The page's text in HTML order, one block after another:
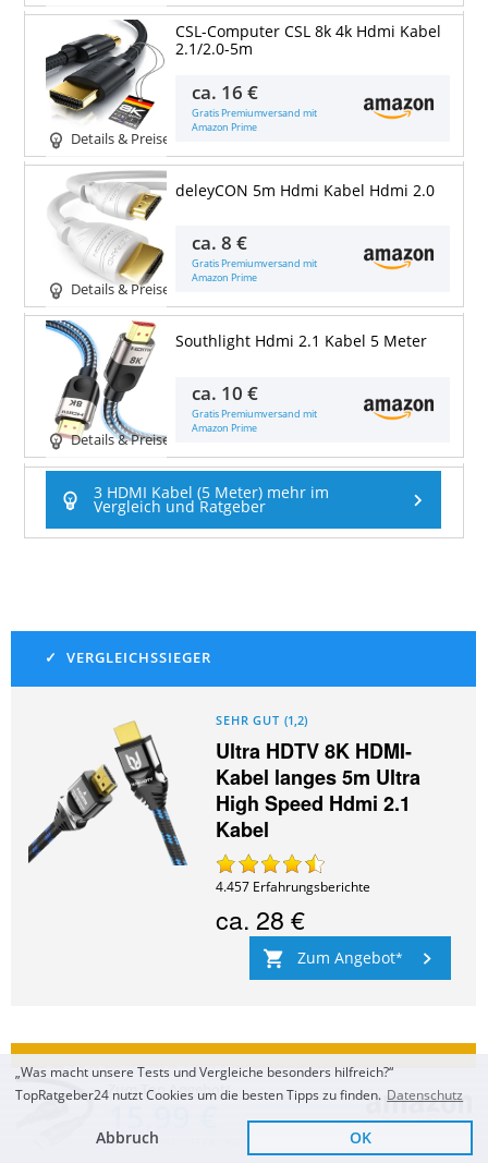
Zum Top Angebot
KOSTENLOSE LIEFERUNG
Details & Preise
CSL-Computer CSL 8k 4k Hdmi Kabel
2.1/2.0-5m
ca. 16 €
Gratis Premiumversand mit
Amazon Prime
Details & Preise
deleyCON 5m Hdmi Kabel Hdmi 2.0
ca.8 €
Gratis Premiumversand mit
Amazon Prime
Details & Preise
Southlight Hdmi 2.1 Kabel 5 Meter
ca. 10 €
Gratis Premiumversand mit
Amazon Prime
3 HDMI Kabel (5 Meter) mehr im
Vergleich und Ratgeber
SEHR GUT (1,2)
Ultra HDTV 8K HDMI-
Kabel langes 5m Ultra
High Speed Hdmi 2.1
Kabel
4.457 Erfahrungsberichte
ca.28 €
Zum Angebot
„Was macht unsere Tests und Vergleiche besonders hilfreich?“
TopRatgeber24 nutzt Cookies um die besten Tipps zu finden. Datenschutz
Abbruch OK